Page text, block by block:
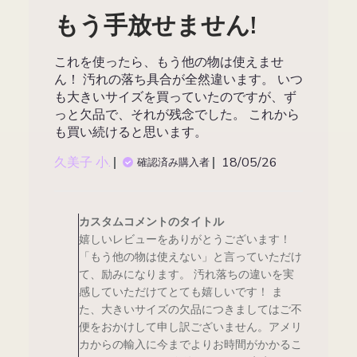
検
索
もう手放せません!
これを使ったら、もう他の物は使えませ
ん！ 汚れの落ち具合が全然違います。 いつ
も大きいサイズを買っていたのですが、ず
っと欠品で、それが残念でした。 これから
も買い続けると思います。
久美子 小.
確認済み購入者
公
18/05/26
May
20
2026
に
カ
ス
タ
ム
カスタムコメントのタイトル
嬉しいレビューをありがとうございます！
「もう他の物は使えない」と言っていただけ
て、励みになります。 汚れ落ちの違いを実
感していただけてとても嬉しいです！ ま
た、大きいサイズの欠品につきましてはご不
便をおかけして申し訳ございません。アメリ
カからの輸入に今までよりお時間がかかるこ